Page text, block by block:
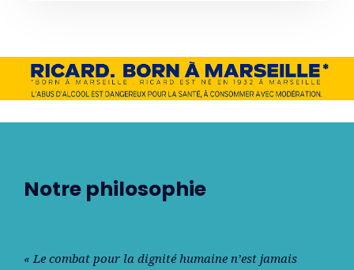
Notre philosophie
« Le combat pour la dignité humaine n’est jamais